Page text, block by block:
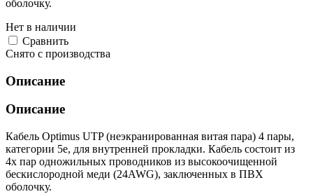
оболочку.
Нет в наличии
Cравнить
Снято с производства
Описание
Описание
Кабель Optimus UTP (неэкранированная витая пара) 4 пары,
категории 5e, для внутренней прокладки. Кабель состоит из
4х пар одножильных проводников из высокоочищенной
бескислородной меди (24AWG), заключенных в ПВХ
оболочку.